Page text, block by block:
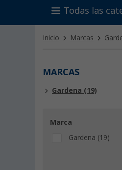
Todas las
Inicio Marcas
MARCAS
Gardena (19)
Marca
Gardena (19)